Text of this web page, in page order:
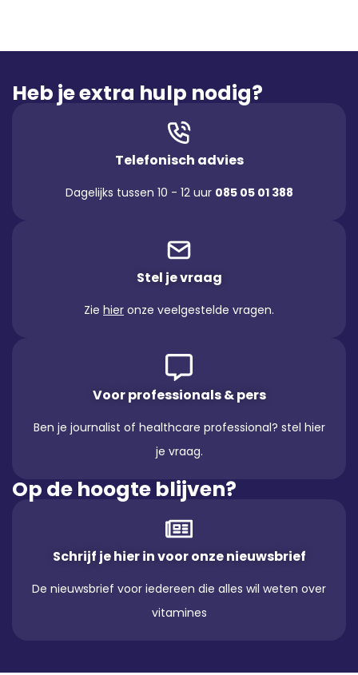
Heb je extra hulp nodig?
Telefonisch advies
Dagelijks tussen 10 - 12 uur 085 05 01 388
Stel je vraag
Zie hier onze veelgestelde vragen.
Voor professionals & pers
Ben je journalist of healthcare professional? stel hier
je vraag.
Op de hoogte blijven?
Schrijf je hier in voor onze nieuwsbrief
De nieuwsbrief voor iedereen die alles wil weten over
vitamines